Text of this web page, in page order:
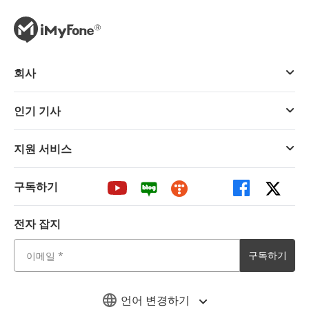
언어 변경하기
회사
인기 기사
지원 서비스
구독하기
전자 잡지
구독하기